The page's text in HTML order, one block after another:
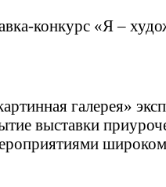
конкурс «Я –
галерея»
выставки